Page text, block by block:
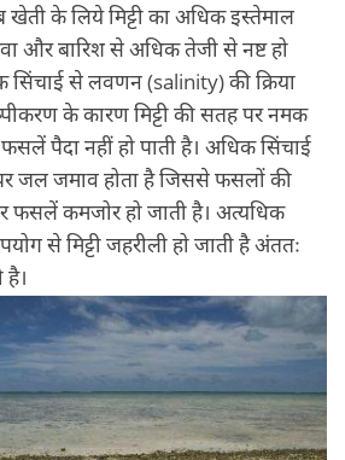
के लिये मिट्टी का अधिक इस्तेमाल
और बारिश से अधिक तेजी से नष्ट हो
सिंचाई से लवणन (salinity) की क्रिया
के कारण मिट्टी की सतह पर नमक
पैदा नहीं हो पाती है। अधिक सिंचाई
पर जल जमाव होता है जिससे फसलों की
फसलें कमजोर हो जाती है। अत्यधिक
से मिट्टी जहरीली हो जाती है अंततः